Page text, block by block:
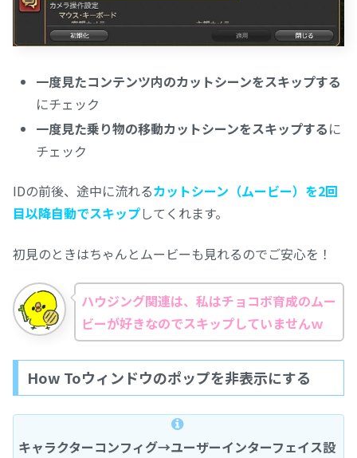
一度見たコンテンツ内のカットシーンをスキップする
にチェック
一度見た乗り物の移動カットシーンをスキップするに
チェック
IDの前後、途中に流れるカットシーン（ムービー）を2回
目以降自動でスキップしてくれます。
初見のときはちゃんとムービーも見れるのでご安心を！
ハウジング関連は、私はチョコボ育成のムー
ビーが好きなのでスキップしていませんｗ
How Toウィンドウのポップを非表示にする
キャラクターコンフィグ→ユーザーインターフェイス設